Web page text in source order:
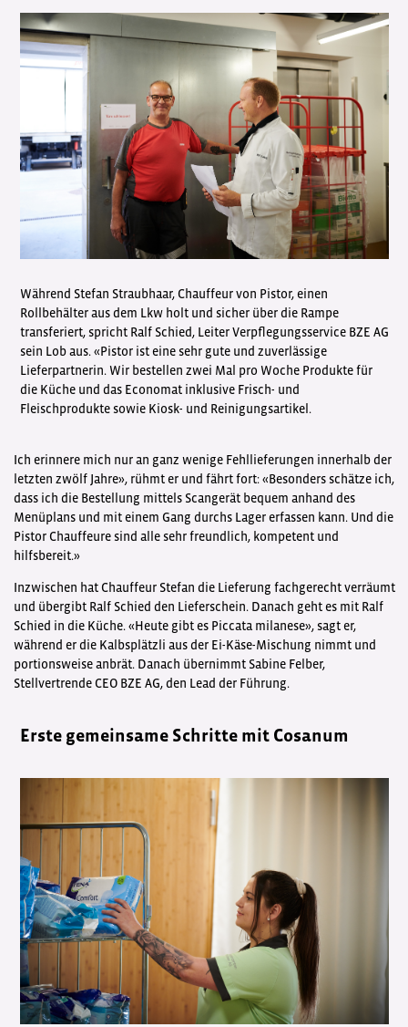
Während Stefan Straubhaar, Chauffeur von Pistor, einen
Rollbehälter aus dem Lkw holt und sicher über die Rampe
transferiert, spricht Ralf Schied, Leiter Verpflegungsservice BZE AG
sein Lob aus. «Pistor ist eine sehr gute und zuverlässige
Lieferpartnerin. Wir bestellen zwei Mal pro Woche Produkte für
die Küche und das Economat inklusive Frisch- und
Fleischprodukte sowie Kiosk- und Reinigungsartikel.
Ich erinnere mich nur an ganz wenige Fehllieferungen innerhalb der
letzten zwölf Jahre», rühmt er und fährt fort: «Besonders schätze ich,
dass ich die Bestellung mittels Scangerät bequem anhand des
Menüplans und mit einem Gang durchs Lager erfassen kann. Und die
Pistor Chauffeure sind alle sehr freundlich, kompetent und
hilfsbereit.»
Inzwischen hat Chauffeur Stefan die Lieferung fachgerecht verräumt
und übergibt Ralf Schied den Lieferschein. Danach geht es mit Ralf
Schied in die Küche. «Heute gibt es Piccata milanese», sagt er,
während er die Kalbsplätzli aus der Ei-Käse-Mischung nimmt und
portionsweise anbrät. Danach übernimmt Sabine Felber,
Stellvertrende CEO BZE AG, den Lead der Führung.
Erste gemeinsame Schritte mit Cosanum